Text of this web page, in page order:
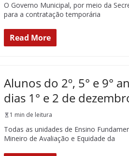
O Governo Municipal, por meio da
para a contratação temporária
Read More
Alunos do 2º, 5° e 9°
dias 1° e 2 de
1 min de leitura
Todas as unidades de Ensino
Mineiro de Avaliação e Equidade da